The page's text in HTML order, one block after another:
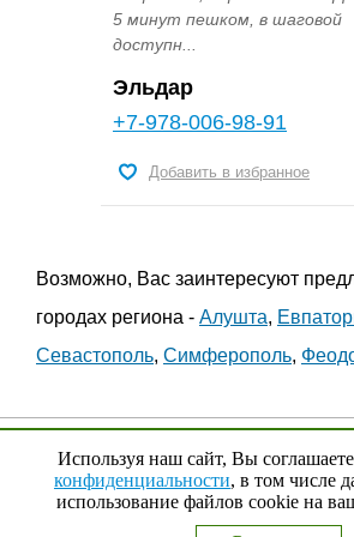
5 минут пешком, в шаговой
доступн...
Эльдар
+7-978-006-98-91
Добавить в избранное
Возможно, Вас заинтересуют
городах региона - Алушта,
Севастополь, Симферополь,
Используя наш сайт, Вы
конфиденциальности, в том числе
использование файлов cookie на
Выбранные квартиры 0